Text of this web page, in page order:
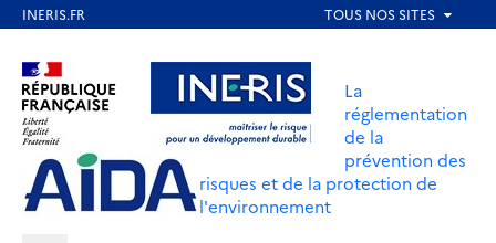
contenu
principal
Aller au contenu Aller au menu
Aller au pied de page
La
réglementation
de la
prévention des
risques et de la protection de
l'environnement